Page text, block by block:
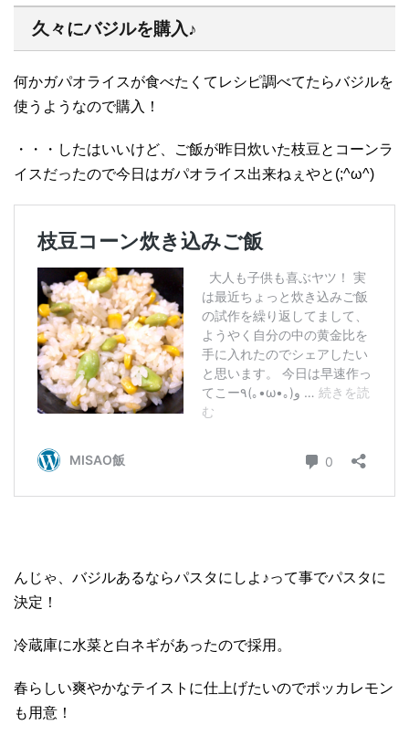
久々にバジルを購入♪
何かガパオライスが食べたくてレシピ調べてたらバジルを
使うようなので購入！
・・・したはいいけど、ご飯が昨日炊いた枝豆とコーンラ
イスだったので今日はガパオライス出来ねぇやと(;^ω^)
んじゃ、バジルあるならパスタにしよ♪って事でパスタに
決定！
冷蔵庫に水菜と白ネギがあったので採用。
春らしい爽やかなテイストに仕上げたいのでポッカレモン
も用意！